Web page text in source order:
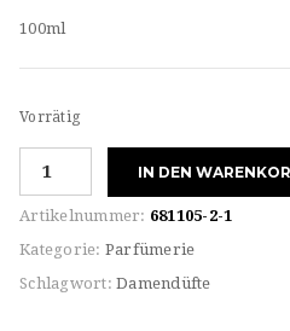
100ml
Vorrätig
for
SCENT
IN DEN
Artikelnummer: 681105-2-1
Kategorie: Parfümerie
Schlagwort: Damendüfte